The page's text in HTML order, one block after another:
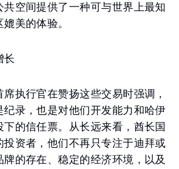
共空间提供了一种可与世界上最知
美的体验。
长
执行官在赞扬这些交易时强调，
纪录，也是对他们开发能力和哈伊
的信任票。从长远来看，酋长国
投资者，他们不再只专注于迪拜或
牌的存在、稳定的经济环境，以及